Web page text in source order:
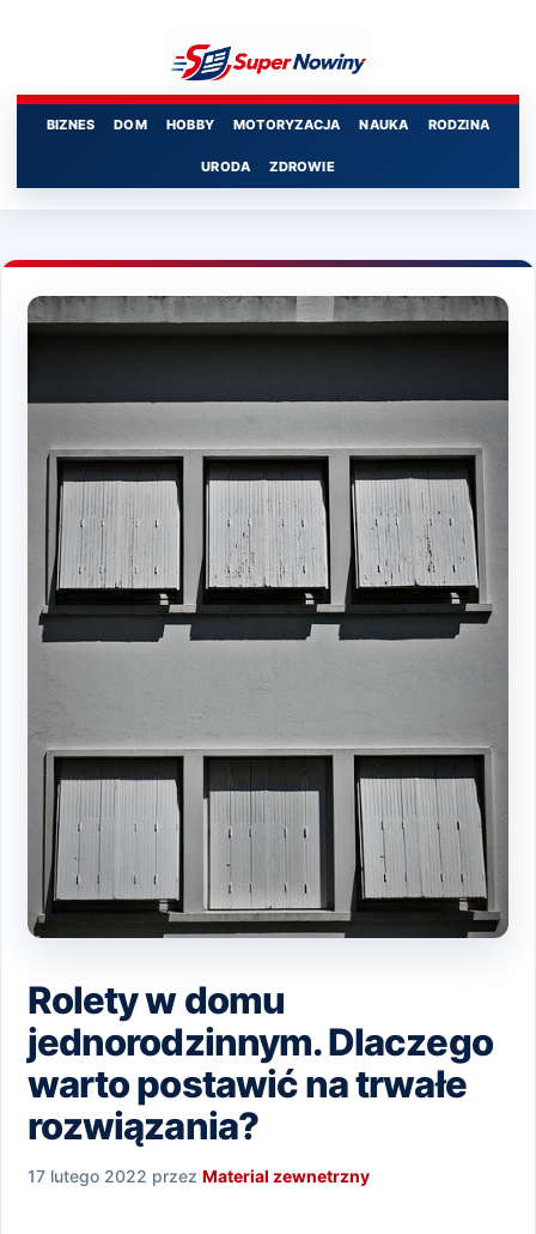
BIZNES DOM HOBBY MOTORYZACJA NAUKA RODZINA
URODA ZDROWIE
Rolety w domu
jednorodzinnym. Dlaczego
warto postawić na trwałe
rozwiązania?
17 lutego 2022 przez Material zewnetrzny